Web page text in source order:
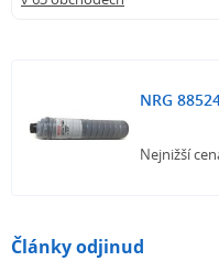
NRG
Nejnižší
Články odjinud